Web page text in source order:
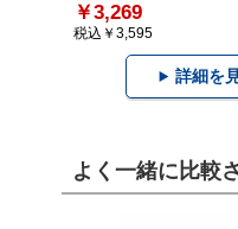
￥3,269
税込￥3,595
詳細を
よく一緒に比較